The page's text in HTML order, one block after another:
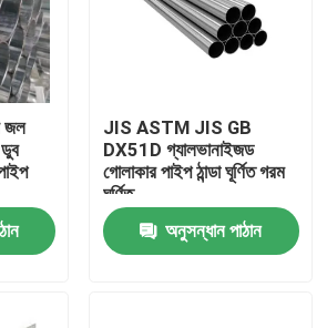
জল
JIS ASTM JIS GB
DX51D গ্যালভানাইজড
গোলাকার পাইপ ঠান্ডা ঘূর্ণিত গরম
ঘূর্ণিত
অনুসন্ধান পাঠান